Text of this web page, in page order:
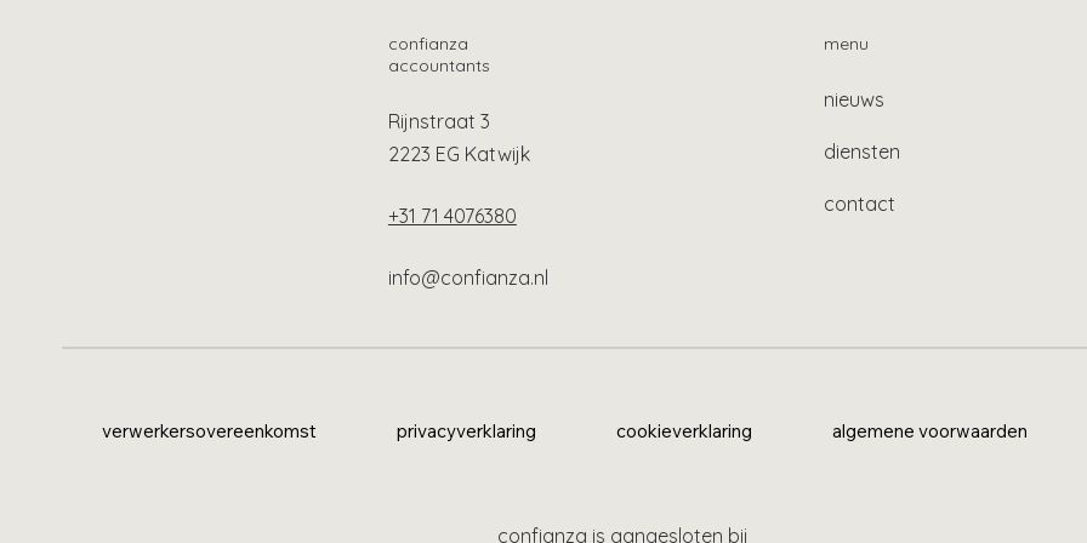
confianza
accountants
Rijnstraat 3
2223 EG Katwijk
+31 71 4076380
info@confianza.nl
menu
nieuws
diensten
contact
verwerkersovereenkomst privacyverklaring cookieverklaring algemene voorwaarden
confianza is aangesloten bij